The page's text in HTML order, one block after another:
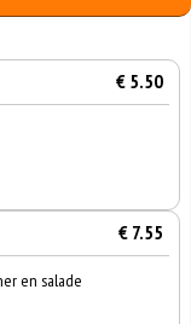
€ 5.50
€ 7.55
en salade